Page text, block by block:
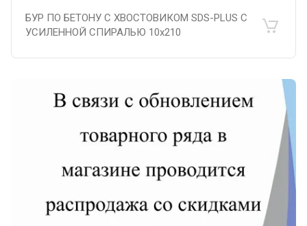
БУР ПО БЕТОНУ С ХВОСТОВИКОМ SDS-PLUS С
УСИЛЕННОЙ СПИРАЛЬЮ 10х210